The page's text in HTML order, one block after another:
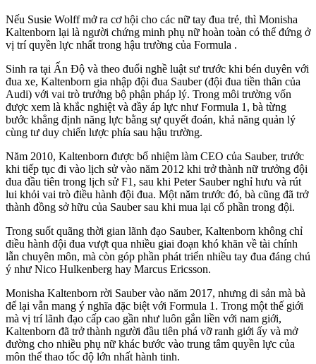
Nếu Susie Wolff mở ra cơ hội cho các nữ tay đua trẻ, thì Monisha
Kaltenborn lại là người chứng minh phụ nữ hoàn toàn có thể đứng ở
vị trí quyền lực nhất trong hậu trường của Formula .
Sinh ra tại Ấn Độ và theo đuổi nghề luật sư trước khi bén duyên với
đua xe, Kaltenborn gia nhập đội đua Sauber (đội đua tiền thân của
Audi) với vai trò trưởng bộ phận pháp lý. Trong môi trường vốn
được xem là khắc nghiệt và đầy áp lực như Formula 1, bà từng
bước khẳng định năng lực bằng sự quyết đoán, khả năng quản lý
cùng tư duy chiến lược phía sau hậu trường.
Năm 2010, Kaltenborn được bổ nhiệm làm CEO của Sauber, trước
khi tiếp tục đi vào lịch sử vào năm 2012 khi trở thành nữ trưởng đội
đua đầu tiên trong lịch sử F1, sau khi Peter Sauber nghỉ hưu và rút
lui khỏi vai trò điều hành đội đua. Một năm trước đó, bà cũng đã trở
thành đồng sở hữu của Sauber sau khi mua lại cổ phần trong đội.
Trong suốt quãng thời gian lãnh đạo Sauber, Kaltenborn không chỉ
điều hành đội đua vượt qua nhiều giai đoạn khó khăn về tài chính
lẫn chuyên môn, mà còn góp phần phát triển nhiều tay đua đáng chú
ý như Nico Hulkenberg hay Marcus Ericsson.
Monisha Kaltenborn rời Sauber vào năm 2017, nhưng di sản mà bà
để lại vẫn mang ý nghĩa đặc biệt với Formula 1. Trong một thế giới
mà vị trí lãnh đạo cấp cao gần như luôn gắn liền với nam giới,
Kaltenborn đã trở thành người đầu tiên phá vỡ ranh giới ấy và mở
đường cho nhiều phụ nữ khác bước vào trung tâm quyền lực của
môn thể thao tốc độ lớn nhất hành tinh.